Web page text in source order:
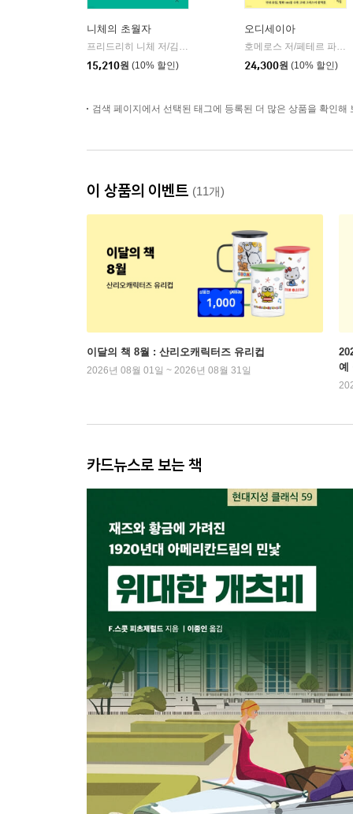
니체의 초월자
프리드리히 니체 저/김철 편역
15,210원 (10% 할인)
오디세이아
호메로스 저/페테르 파울 루벤스 그림/박문재 역
24,300원 (10% 할인)
검색 페이지에서 선택된 태그에 등록된 더 많은 상품을 확인해
이 상품의 이벤트 (11개)
이달의 책 8월 : 산리오캐릭터즈 유리컵
2026년 08월 01일 ~ 2026년 08월 31일
예
카드뉴스로 보는 책